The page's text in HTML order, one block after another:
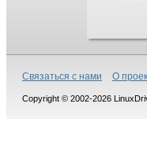
Связаться с нами О
Copyright © 2002-2026